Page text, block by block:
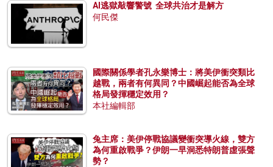
AI逃獄敲響警號 全球共治才是解方
何民傑
國際關係學者孔永樂博士：將美伊衝突類比
越戰，兩者有何異同？中國崛起能否為全球
格局發揮穩定效用？
本社編輯部
兔主席：美伊停戰協議變衝突導火線，雙方
為何重啟戰爭？伊朗一早洞悉特朗普虛張聲
勢？